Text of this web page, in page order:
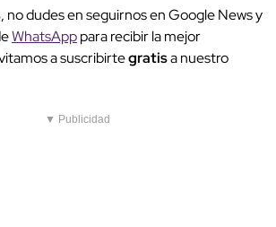
, no dudes en seguirnos en Google News y
WhatsApppara recibir la mejor
a suscribirtegratisa nuestro
▼ Publicidad